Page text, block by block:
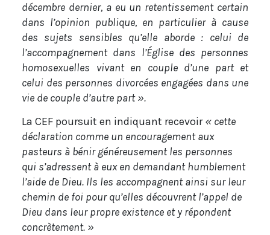
décembre dernier, a eu un retentissement certain
dans l’opinion publique, en particulier à cause
des sujets sensibles qu’elle aborde : celui de
l’accompagnement dans l’Église des personnes
homosexuelles vivant en couple d’une part et
celui des personnes divorcées engagées dans une
vie de couple d’autre part ».
La CEF poursuit en indiquant recevoir« cette
déclaration comme un encouragement aux
pasteurs à bénir généreusement les personnes
qui s’adressent à eux en demandant humblement
l’aide de Dieu. Ils les accompagnent ainsi sur leur
chemin de foi pour qu’elles découvrent l’appel de
Dieu dans leur propre existence et y répondent
concrètement. »